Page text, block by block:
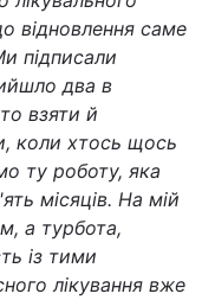
відновлення саме
підписали
два в
взяти й
коли хтось щось
ту роботу, яка
місяців. На мій
а турбота,
із тими
лікування вже